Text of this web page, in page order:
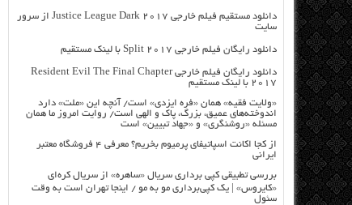
دانلود مستقیم فیلم خارجی Justice League Dark 2017 از سرور
سایت
دانلود رایگان فیلم خارجی Split 2017 با لینک مستقیم
دانلود رایگان فیلم خارجی Resident Evil The Final Chapter
2017 با لینک مستقیم
«ولایت فقیه» همان «فره ایزدی» است/ آنچه این «ملت» دارد
اندوخته‌های عمیق، بزرگ، پاک و الهی است/ روایت امروز ما همان
مسئله «روشنگری» و «جهاد تبیین» است
از کجا اکانت اسپاتیفای پرمیوم بخریم؟ معرفی ۴ فروشگاه معتبر
ایرانی
بررسی تطبیقی کپی برداری سریال «ساهره» از سریال کره‌ای
«کایروس» | یک کپی‌برداری مو به مو / اینجا تهران است به وقت
سئول